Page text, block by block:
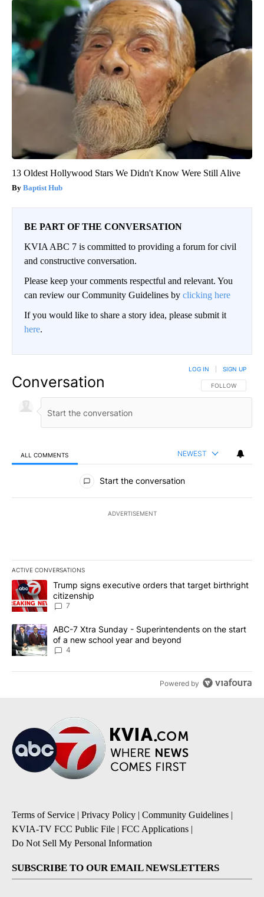
13 Oldest Hollywood Stars We Didn't Know Were Still Alive
Baptist Hub
BE PART OF THE CONVERSATION
KVIA ABC 7 is committed to providing a forum for civil
and constructive conversation.
Please keep your comments respectful and relevant. You
can review our Community Guidelines by clicking here
If you would like to share a story idea, please submit it
here.
Conversation FOLLOW THIS
FOLLOW
LOG IN SIGN UP
ALL COMMENTS NEWEST
All Comments
Start the conversation
ADVERTISEMENT
ACTIVE CONVERSATIONS
The following is a list of the most commented articles in the last
A trending article titled "Trump signs executive orders that
Trump signs executive orders that target birthright
citizenship
7
A trending article titled "ABC-7 Xtra Sunday - Superintendents
ABC-7 Xtra Sunday - Superintendents on the start
of a new school year and beyond
4
Powered by
Terms of Service | Privacy Policy | Community Guidelines |
KVIA-TV FCC Public File | FCC Applications |
Do Not Sell My Personal Information
SUBSCRIBE TO OUR EMAIL NEWSLETTERS